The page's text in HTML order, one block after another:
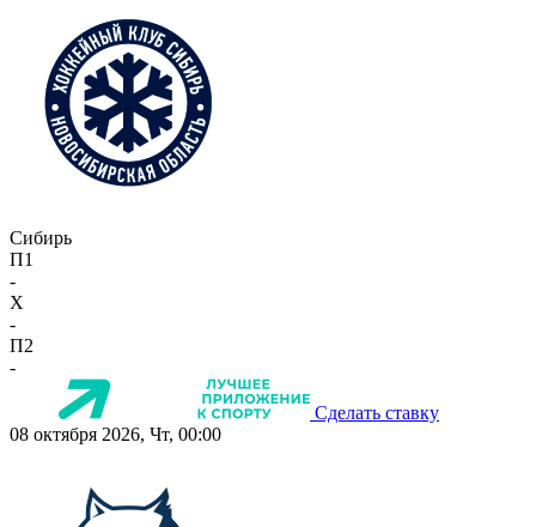
Сибирь
П1
-
X
-
П2
-
Сделать ставку
08 октября 2026, Чт, 00:00